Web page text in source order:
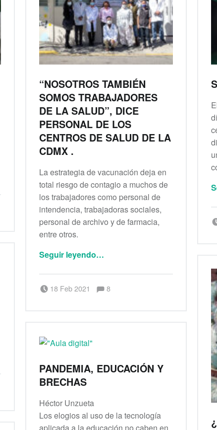
“NOSOTROS TAMBIÉN
SOMOS TRABAJADORES
DE LA SALUD”, DICE
PERSONAL DE LOS
CENTROS DE SALUD DE LA
CDMX .
La estrategia de vacunación deja en
total riesgo de contagio a muchos de
los trabajadores como personal de
intendencia, trabajadoras sociales,
personal de archivo y de farmacia,
entre otros.
Seguir leyendo““Nosotros también somos trabajadores de la salud”, dice personal de los Centros de Salud de la CDMX .”
…
18 Feb 2021 Escrito por:
admin Comentarios:
8
PANDEMIA, EDUCACIÓN Y
BRECHAS
Héctor Unzueta
Los elogios al uso de la tecnología